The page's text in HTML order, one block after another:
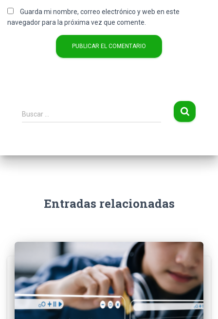
Guarda mi nombre, correo electrónico y web en este
navegador para la próxima vez que comente.
B
u
Buscar …
Entradas relacionadas